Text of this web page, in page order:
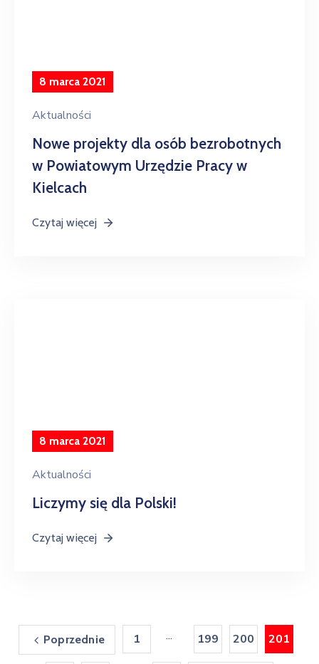
8 marca 2021
Aktualności
Nowe projekty dla osób bezrobotnych
w Powiatowym Urzędzie Pracy w
Kielcach
Czytaj więcej
8 marca 2021
Aktualności
Liczymy się dla Polski!
Czytaj więcej
Poprzednie 1 ... 199 200 201